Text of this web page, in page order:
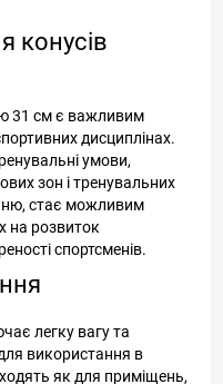
конусів
31 см є важливим
дисциплінах.
умови,
зон і тренувальних
стає можливим
на розвиток
спортсменів.
легку вагу та
використання в
як для приміщень,